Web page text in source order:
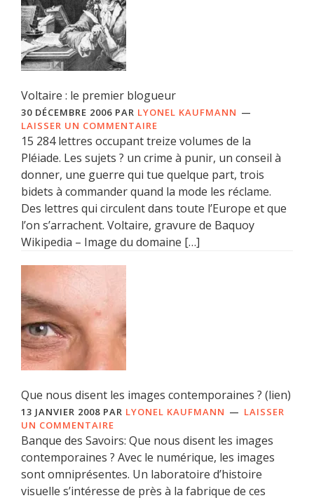
Voltaire : le premier blogueur
30 DÉCEMBRE 2006 PAR LYONEL KAUFMANN
LAISSER UN COMMENTAIRE
15 284 lettres occupant treize volumes de la
Pléiade. Les sujets ? un crime à punir, un conseil à
donner, une guerre qui tue quelque part, trois
bidets à commander quand la mode les réclame.
Des lettres qui circulent dans toute l’Europe et que
l’on s’arrachent. Voltaire, gravure de Baquoy
Wikipedia – Image du domaine […]
Que nous disent les images contemporaines ? (lien)
13 JANVIER 2008 PAR LYONEL KAUFMANN
LAISSER
UN COMMENTAIRE
Banque des Savoirs: Que nous disent les images
contemporaines ? Avec le numérique, les images
sont omniprésentes. Un laboratoire d’histoire
visuelle s’intéresse de près à la fabrique de ces